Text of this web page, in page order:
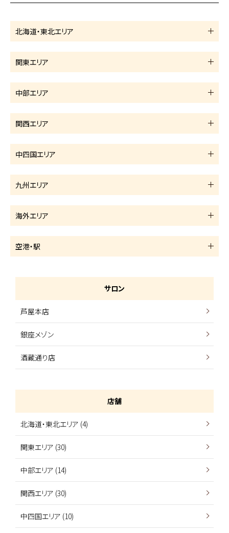
北海道・東北エリア
関東エリア
中部エリア
関西エリア
中四国エリア
九州エリア
海外エリア
空港・駅
サロン
芦屋本店
銀座メゾン
酒蔵通り店
店舗
北海道・東北エリア (4)
関東エリア (30)
中部エリア (14)
関西エリア (30)
中四国エリア (10)